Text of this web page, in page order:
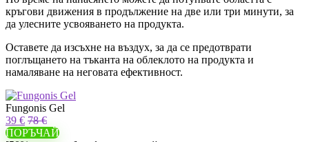
кръгови движения в продължение на две или три минути, за
да улесните усвояването на продукта.
Оставете да изсъхне на въздух, за да се предотврати
поглъщането на тъканта на облеклото на продукта и
намаляване на неговата ефективност.
Fungonis Gel
39 € 78 €
ПОРЪЧАЙ